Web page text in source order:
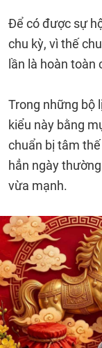
Để có được sự
chu kỳ, vì thế
lần là hoàn toàn
Trong những bộ
kiểu này bằng
chuẩn bị tâm
hẳn ngày
vừa mạnh.